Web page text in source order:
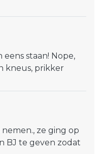
staan! Nope,
kneus, prikker
ze ging op
BJ te geven zodat